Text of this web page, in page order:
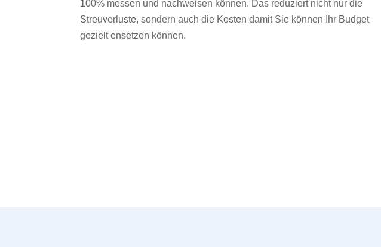
100% messen und nachweisen können. Das reduziert nicht nur die
Streuverluste, sondern auch die Kosten damit Sie können Ihr Budget
gezielt ensetzen können.